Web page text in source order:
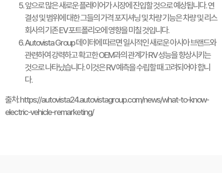
앞으로 많은 새로운 플레이어가 시장에 진입할 것으로 예상됩니다. 연
결성 및 범위에 대한 그들의 가격 포지셔닝 및 차량 기능은 차량 및 리스
회사의 기존 EV 포트폴리오에 영향을 미칠 것입니다.
Autovista Group 데이터에 따르면 일시적인 새로운 아시아 브랜드와
관련하여 강력하고 확고한 OEM과의 관계가 RV 성능을 향상시키는
것으로 나타났습니다. 이것은 RV 예측을 수립할 때 고려되어야 합니
다.
출처: https://autovista24.autovistagroup.com/news/what-to-know-
electric-vehicle-remarketing/